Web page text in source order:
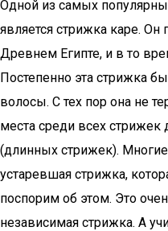
Одной из самых
является стрижка каре.
Древнем Египте, и в то
Постепенно эта стрижка
волосы. С тех пор она не
места среди всех стрижек
(длинных стрижек).
устаревшая стрижка,
поспорим об этом. Это
независимая стрижка. А